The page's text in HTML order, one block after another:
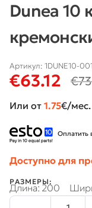
Dunea
Артикул: 1DUNE10-001
€63.12 €
Или от 1.75€/мес.
Оплатить
Доступно для
РАЗМЕРЫ:
Длина: 200